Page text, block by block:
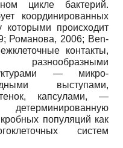
цикле бактерий.
координированных
которыми происходит
; Романова, 2006; Ben-
контакты,
— микро­
выступами,
капсулами, —
популяций как
систем